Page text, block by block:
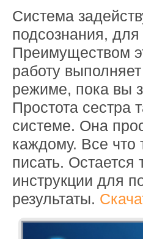
Система
подсознания, для
Преимуществом
работу
режиме, пока вы
Простота сестра
системе. Она
каждому. Все что
писать. Остается
инструкции для
результаты.